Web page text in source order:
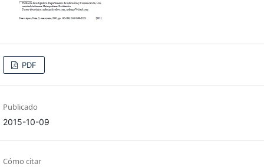
PDF
Publicado
2015-10-09
Cómo citar